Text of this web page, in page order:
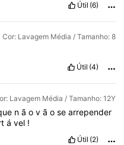
Útil (6)
Cor: Lavagem Média / Tamanho: 8
Útil (4)
Lavagem Média / Tamanho: 12Y
n ã o v ã o se arrepender
ável !
Útil (2)